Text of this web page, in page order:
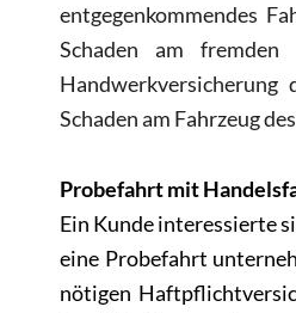
entgegenkommendes
Schaden am
Schaden am Fahrzeug
Probefahrt mit
Ein Kunde interessierte
eine Probefahrt
nötigen